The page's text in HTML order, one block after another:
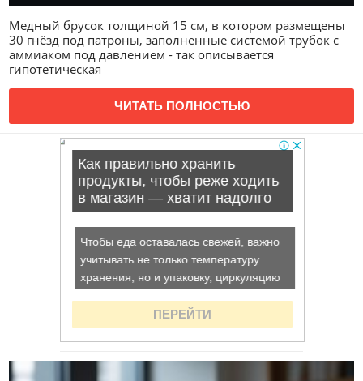
Медный брусок толщиной 15 см, в котором размещены
30 гнёзд под патроны, заполненные системой трубок с
аммиаком под давлением - так описывается
гипотетическая
ЧИТАТЬ ПОЛНОСТЬЮ